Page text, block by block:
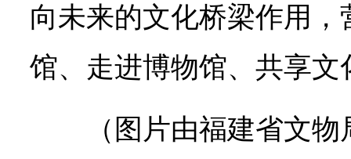
向未来的文化桥梁作用
馆、走进博物馆、共享
（图片由福建省文